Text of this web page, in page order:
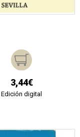
3,44€
Edición digital